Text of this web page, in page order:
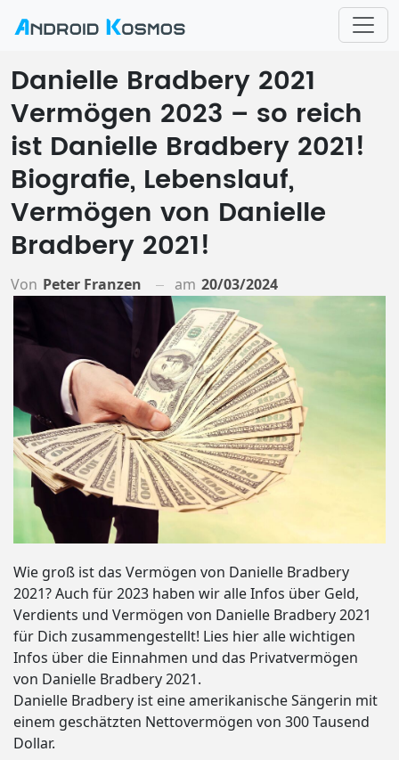
Danielle Bradbery 2021
Vermögen 2023 – so reich
ist Danielle Bradbery 2021!
Biografie, Lebenslauf,
Vermögen von Danielle
Bradbery 2021!
Von Peter Franzen am 20/03/2024
Wie groß ist das Vermögen von Danielle Bradbery
2021? Auch für 2023 haben wir alle Infos über Geld,
Verdients und Vermögen von Danielle Bradbery 2021
für Dich zusammengestellt! Lies hier alle wichtigen
Infos über die Einnahmen und das Privatvermögen
von Danielle Bradbery 2021.
Danielle Bradbery ist eine amerikanische Sängerin mit
einem geschätzten Nettovermögen von 300 Tausend
Dollar.